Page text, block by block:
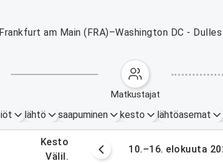
am Main (FRA)–Washington DC -
matkustajat
lähtö saapuminen kesto lähtöasemat
kesto
välil.
2026 10.–16. elokuuta